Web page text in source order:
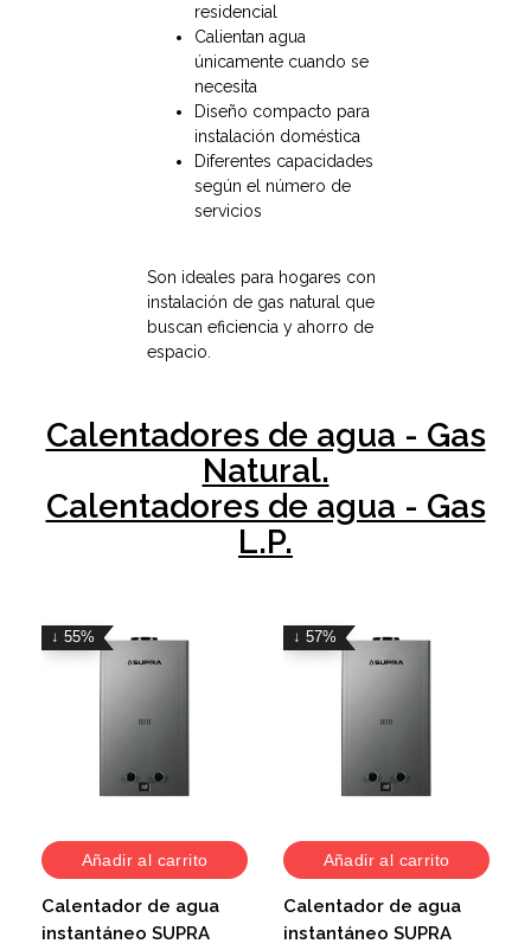
residencial
Calientan agua
únicamente cuando se
necesita
Diseño compacto para
instalación doméstica
Diferentes capacidades
según el número de
servicios
Son ideales para hogares con
instalación de gas natural que
buscan eficiencia y ahorro de
espacio.
Calentadores de agua - Gas
Natural.
Calentadores de agua - Gas
L.P.
↓ 55%
Añadir al carrito
Calentador de agua
instantáneo SUPRA
↓ 57%
Añadir al carrito
Calentador de agua
instantáneo SUPRA